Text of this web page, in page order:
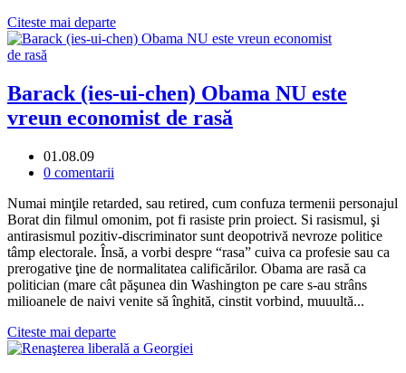
Citeste mai departe
Barack (ies-ui-chen) Obama NU este
vreun economist de rasă
01.08.09
0 comentarii
Numai minţile retarded, sau retired, cum confuza termenii personajul
Borat din filmul omonim, pot fi rasiste prin proiect. Si rasismul, şi
antirasismul pozitiv-discriminator sunt deopotrivă nevroze politice
tâmp electorale. Însă, a vorbi despre “rasa” cuiva ca profesie sau ca
prerogative ţine de normalitatea calificărilor. Obama are rasă ca
politician (mare cât păşunea din Washington pe care s-au strâns
milioanele de naivi venite să înghită, cinstit vorbind, muuultă...
Citeste mai departe